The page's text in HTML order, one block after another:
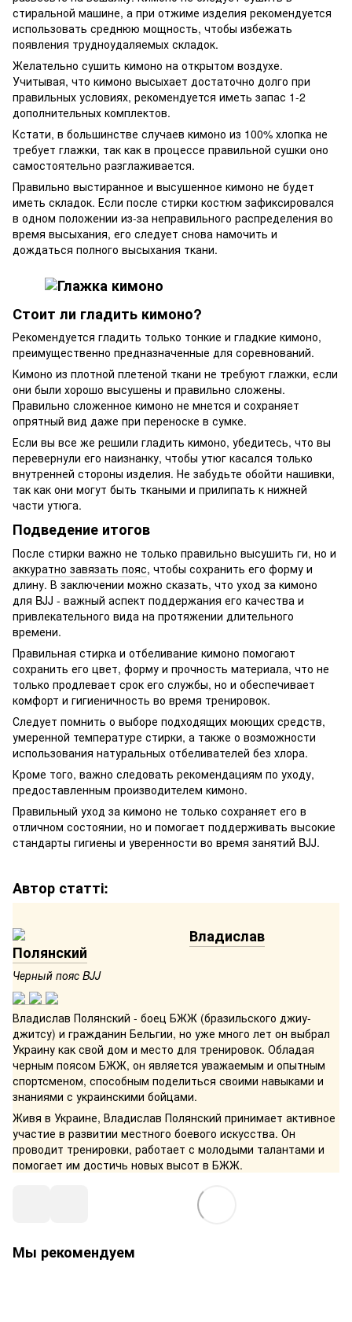
стиральной машине, а при отжиме изделия рекомендуется
использовать среднюю мощность, чтобы избежать
появления трудноудаляемых складок.
Желательно сушить кимоно на открытом воздухе.
Учитывая, что кимоно высыхает достаточно долго при
правильных условиях, рекомендуется иметь запас 1-2
дополнительных комплектов.
Кстати, в большинстве случаев кимоно из 100% хлопка не
требует глажки, так как в процессе правильной сушки оно
самостоятельно разглаживается.
Правильно выстиранное и высушенное кимоно не будет
иметь складок. Если после стирки костюм зафиксировался
в одном положении из-за неправильного распределения во
время высыхания, его следует снова намочить и
дождаться полного высыхания ткани.
Стоит ли гладить кимоно?
Рекомендуется гладить только тонкие и гладкие кимоно,
преимущественно предназначенные для соревнований.
Кимоно из плотной плетеной ткани не требуют глажки, если
они были хорошо высушены и правильно сложены.
Правильно сложенное кимоно не мнется и сохраняет
опрятный вид даже при переноске в сумке.
Если вы все же решили гладить кимоно, убедитесь, что вы
перевернули его наизнанку, чтобы утюг касался только
внутренней стороны изделия. Не забудьте обойти нашивки,
так как они могут быть ткаными и прилипать к нижней
части утюга.
Подведение итогов
После стирки важно не только правильно высушить ги, но и
аккуратно завязать пояс, чтобы сохранить его форму и
длину. В заключении можно сказать, что уход за кимоно
для BJJ - важный аспект поддержания его качества и
привлекательного вида на протяжении длительного
времени.
Правильная стирка и отбеливание кимоно помогают
сохранить его цвет, форму и прочность материала, что не
только продлевает срок его службы, но и обеспечивает
комфорт и гигиеничность во время тренировок.
Следует помнить о выборе подходящих моющих средств,
умеренной температуре стирки, а также о возможности
использования натуральных отбеливателей без хлора.
Кроме того, важно следовать рекомендациям по уходу,
предоставленным производителем кимоно.
Правильный уход за кимоно не только сохраняет его в
отличном состоянии, но и помогает поддерживать высокие
стандарты гигиены и уверенности во время занятий BJJ.
Автор статті:
Владислав
Полянский
Черный пояс BJJ
Владислав Полянский - боец БЖЖ (бразильского джиу-
джитсу) и гражданин Бельгии, но уже много лет он выбрал
Украину как свой дом и место для тренировок. Обладая
черным поясом БЖЖ, он является уважаемым и опытным
спортсменом, способным поделиться своими навыками и
знаниями с украинскими бойцами.
Живя в Украине, Владислав Полянский принимает активное
участие в развитии местного боевого искусства. Он
проводит тренировки, работает с молодыми талантами и
помогает им достичь новых высот в БЖЖ.
Мы рекомендуем